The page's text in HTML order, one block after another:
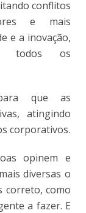
conflitos
e mais
e a inovação,
todos os
que as
atingindo
corporativos.
opinem e
diversas o
correto, como
a fazer. E